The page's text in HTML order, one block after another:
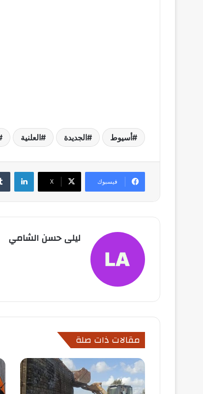
أسيوط الجديدة العلنية
فيسبوك X
ليلى حسن الشامي
مقالات ذات صلة